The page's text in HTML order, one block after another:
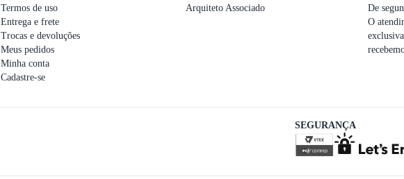
Termos de uso
Entrega e frete
Trocas e devoluções
Meus pedidos
Minha conta
Cadastre-se
Arquiteto Associado
De
O
SEGURANÇA